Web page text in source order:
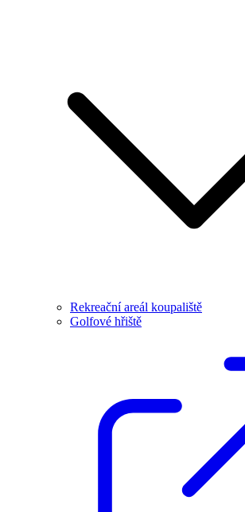
Rekreační areál koupaliště
Golfové hřiště